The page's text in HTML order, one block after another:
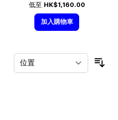
低至 HK$1,160.00
加入購物車